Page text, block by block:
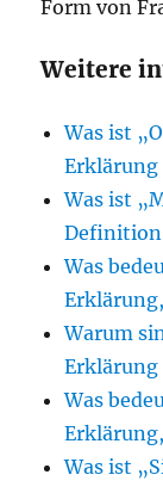
Form von
Weitere
Was ist
Erklärung
Was ist
Definition
Was
Warum
Erklärung
Was
Was ist